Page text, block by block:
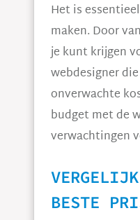
Het is
maken. Door
je kunt krijgen
webdesigner
onverwachte
budget met de
verwachtingen
BESTE